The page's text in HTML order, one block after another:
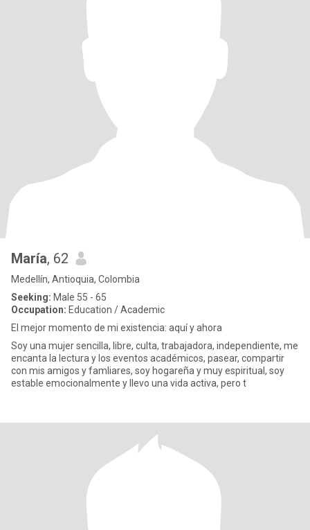
María, 62
Medellín, Antioquia, Colombia
Seeking: Male 55 - 65
Occupation: Education / Academic
El mejor momento de mi existencia: aquí y ahora
Soy una mujer sencilla, libre, culta, trabajadora, independiente, me
encanta la lectura y los eventos académicos, pasear, compartir
con mis amigos y famliares, soy hogareña y muy espiritual, soy
estable emocionalmente y llevo una vida activa, pero t